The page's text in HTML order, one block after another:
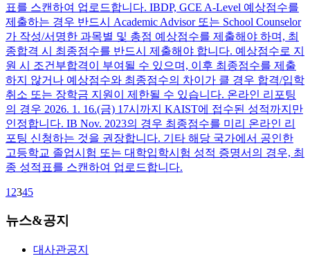
표를 스캔하여 업로드합니다. IBDP, GCE A-Level 예상점수를
제출하는 경우 반드시 Academic Advisor 또는 School Counselor
가 작성/서명한 과목별 및 총점 예상점수를 제출해야 하며, 최
종합격 시 최종점수를 반드시 제출해야 합니다. 예상점수로 지
원 시 조건부합격이 부여될 수 있으며, 이후 최종점수를 제출
하지 않거나 예상점수와 최종점수의 차이가 클 경우 합격/입학
취소 또는 장학금 지원이 제한될 수 있습니다. 온라인 리포팅
의 경우 2026. 1. 16.(금) 17시까지 KAIST에 접수된 성적까지만
인정합니다. IB Nov. 2023의 경우 최종점수를 미리 온라인 리
포팅 신청하는 것을 권장합니다. 기타 해당 국가에서 공인한
고등학교 졸업시험 또는 대학입학시험 성적 증명서의 경우, 최
종 성적표를 스캔하여 업로드합니다.
1 2345
뉴스&공지
대사관공지